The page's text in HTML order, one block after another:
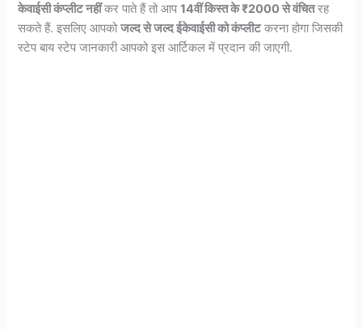
केवाईसी कंप्लीट नहींकर पाते हैं तो आप14वीं किस्त के ₹2000 से वंचितरह
सकते हैं. इसलिए आपकोजल्द से जल्द ईकेवाईसी को कंप्लीटकरना होगा जिसकी
स्टेप बाय स्टेप जानकारी आपको इस आर्टिकल में प्रदान की जाएगी.